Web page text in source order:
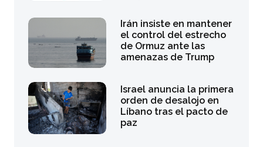
Irán insiste en mantener
el control del estrecho
de Ormuz ante las
amenazas de Trump
Israel anuncia la primera
orden de desalojo en
Líbano tras el pacto de
paz